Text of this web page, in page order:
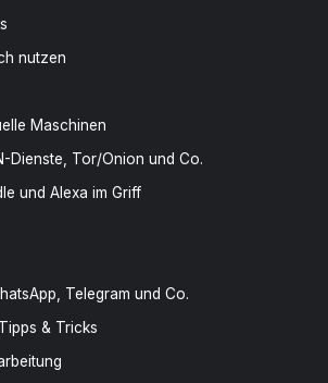
nutzen
Maschinen
Dienste, Tor/Onion und Co.
und Alexa im Griff
Telegram und Co.
& Tricks